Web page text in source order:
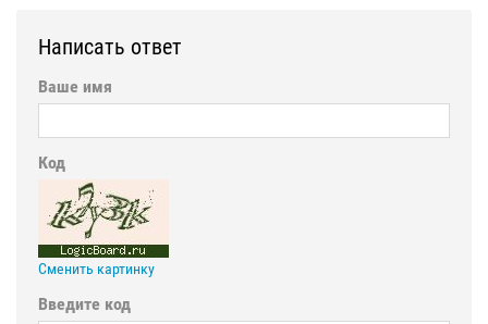
Написать ответ
Ваше имя
Код
Сменить картинку
Введите код